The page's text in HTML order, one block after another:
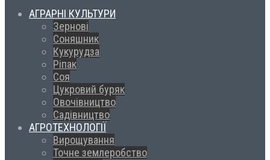
АГРАРНІ КУЛЬТУРИ
Зернові
Соняшник
Кукурудза
Ріпак
Соя
Цукровий буряк
Овочівництво
Садівництво
АГРОТЕХНОЛОГІЇ
Вирощування
Точне землеробство